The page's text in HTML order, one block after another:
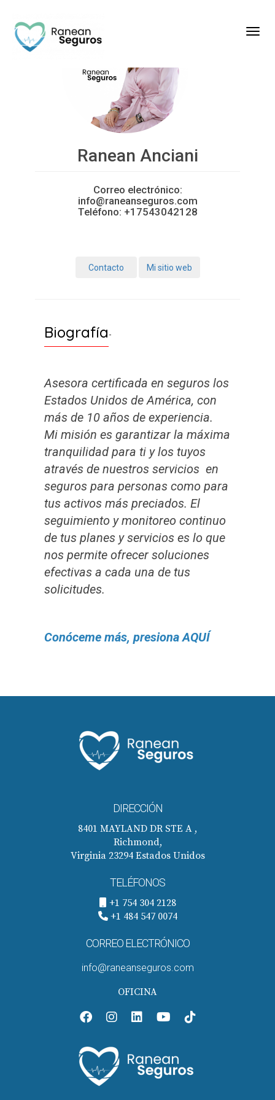
Ranean Anciani
Correo electrónico:
info@raneanseguros.com
Teléfono: +17543042128
Contacto Mi sitio web
Biografía-
Asesora certificada en seguros los
Estados Unidos de América, con
más de 10 años de experiencia.
Mi misión es garantizar la máxima
tranquilidad para ti y los tuyos
através de nuestros servicios en
seguros para personas como para
tus activos más preciados. El
seguimiento y monitoreo continuo
de tus planes y servicios es lo que
nos permite ofrecer soluciones
efectivas a cada una de tus
solicitudes.
Conóceme más, presiona AQUÍ
DIRECCIÓN
8401 MAYLAND DR STE A ,
Richmond,
Virginia 23294 Estados Unidos
TELÉFONOS
+1 754 304 2128
+1 484 547 0074
CORREO ELECTRÓNICO
info@raneanseguros.com
OFICINA